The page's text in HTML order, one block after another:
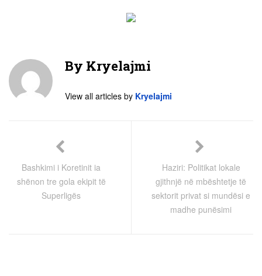
By Kryelajmi
View all articles by Kryelajmi
Bashkimi i Koretinit ia
shënon tre gola ekipit të
Superligës
Haziri: Politikat lokale
gjithnjë në mbështetje të
sektorit privat si mundësi e
madhe punësimi